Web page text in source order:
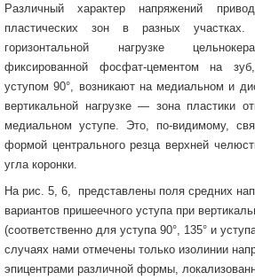
Различный характер напряжений
пластических зон в разных
горизонтальной нагрузке
фиксированной фосфат-цементом на
уступом 90°, возникают на медиальном и
вертикальной нагрузке — зона пластики
медиальном уступе. Это, по-видимому,
формой центрального резца верхней
угла коронки.
На рис. 5, 6, представлены поля средних
вариантов пришеечного уступа при
(соответственно для уступа 90°, 135° и
случаях нами отмечены только изолинии
эпицентрами различной формы,